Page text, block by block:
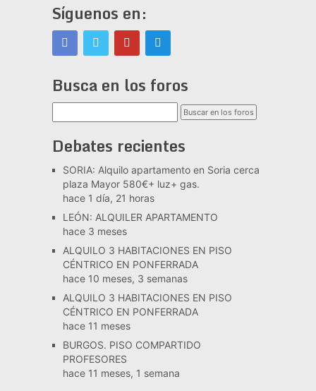
Síguenos en:
Busca en los foros
Debates recientes
SORIA: Alquilo apartamento en Soria cerca
plaza Mayor 580€+ luz+ gas.
hace 1 día, 21 horas
LEÓN: ALQUILER APARTAMENTO
hace 3 meses
ALQUILO 3 HABITACIONES EN PISO
CÉNTRICO EN PONFERRADA
hace 10 meses, 3 semanas
ALQUILO 3 HABITACIONES EN PISO
CÉNTRICO EN PONFERRADA
hace 11 meses
BURGOS. PISO COMPARTIDO
PROFESORES
hace 11 meses, 1 semana